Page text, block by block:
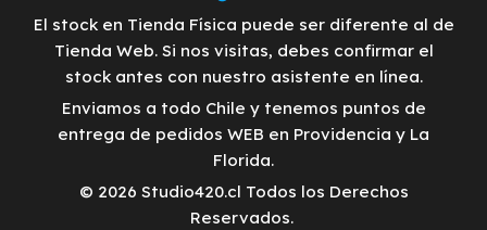
El stock en Tienda Física puede ser diferente al de
Tienda Web. Si nos visitas, debes confirmar el
stock antes con nuestro asistente en línea.
Enviamos a todo Chile y tenemos puntos de
entrega de pedidos WEB en Providencia y La
Florida.
© 2026 Studio420.cl Todos los Derechos
Reservados.